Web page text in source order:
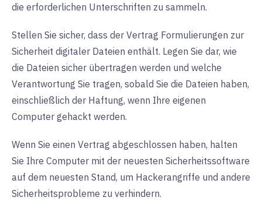
die erforderlichen Unterschriften zu sammeln.
Stellen Sie sicher, dass der Vertrag Formulierungen zur
Sicherheit digitaler Dateien enthält. Legen Sie dar, wie
die Dateien sicher übertragen werden und welche
Verantwortung Sie tragen, sobald Sie die Dateien haben,
einschließlich der Haftung, wenn Ihre eigenen
Computer gehackt werden.
Wenn Sie einen Vertrag abgeschlossen haben, halten
Sie Ihre Computer mit der neuesten Sicherheitssoftware
auf dem neuesten Stand, um Hackerangriffe und andere
Sicherheitsprobleme zu verhindern.